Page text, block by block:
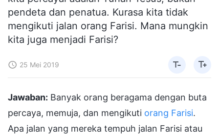
pendeta dan penatua. Kurasa kita tidak
mengikuti jalan orang Farisi. Mana mungkin
kita juga menjadi Farisi?
25 Mei 2019
Jawaban: Banyak orang beragama dengan buta
percaya, memuja, dan mengikuti orang Farisi.
Apa jalan yang mereka tempuh jalan Farisi atau